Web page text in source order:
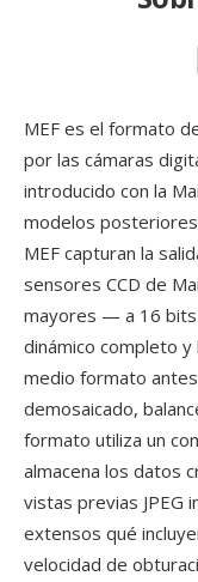
MEF es el formato
por las cámaras
introducido con la
modelos posteriores
MEF capturan la
sensores CCD de
mayores — a 16 bits
dinámico completo
medio formato
demosaicado,
formato utiliza un
almacena los datos
vistas previas JPEG
extensos qué
velocidad de